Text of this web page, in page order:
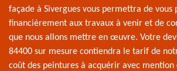
façade à Sivergues vous permettra de vous
financièrement aux travaux à venir et de
que nous allons mettre en œuvre. Votre
84400 sur mesure contiendra le tarif de
coût des peintures à acquérir avec